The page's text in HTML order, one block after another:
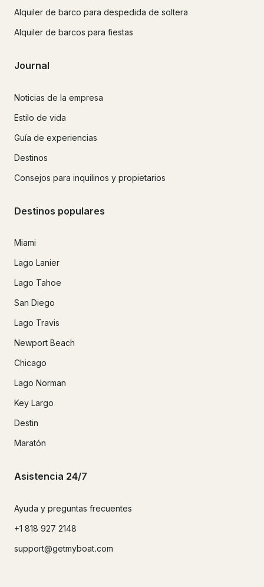
Alquiler de barco para despedida de soltera
Alquiler de barcos para fiestas
Journal
Noticias de la empresa
Estilo de vida
Guía de experiencias
Destinos
Consejos para inquilinos y propietarios
Destinos populares
Miami
Lago Lanier
Lago Tahoe
San Diego
Lago Travis
Newport Beach
Chicago
Lago Norman
Key Largo
Destin
Maratón
Asistencia 24/7
Ayuda y preguntas frecuentes
+1 818 927 2148
support@getmyboat.com